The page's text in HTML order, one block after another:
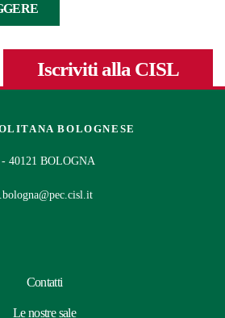
Iscriviti alla CISL
BOLOGNESE
40121 BOLOGNA
Contatti
Le nostre sale